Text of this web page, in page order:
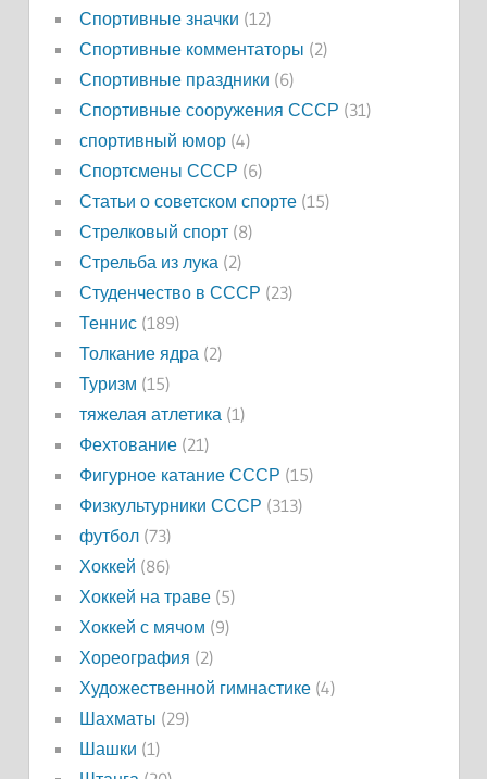
Спортивные значки (12)
Спортивные комментаторы (2)
Спортивные праздники (6)
Спортивные сооружения СССР (31)
спортивный юмор(4)
Спортсмены СССР (6)
Статьи о советском спорте(15)
Стрелковый спорт(8)
Стрельба из лука (2)
Студенчество в СССР (23)
Теннис(189)
Толкание ядра (2)
Туризм (15)
тяжелая атлетика (1)
Фехтование(21)
Фигурное катание СССР (15)
Физкультурники СССР (313)
футбол(73)
Хоккей (86)
Хоккей на траве(5)
Хоккей с мячом (9)
Хореография (2)
Художественной гимнастике(4)
Шахматы (29)
Шашки (1)